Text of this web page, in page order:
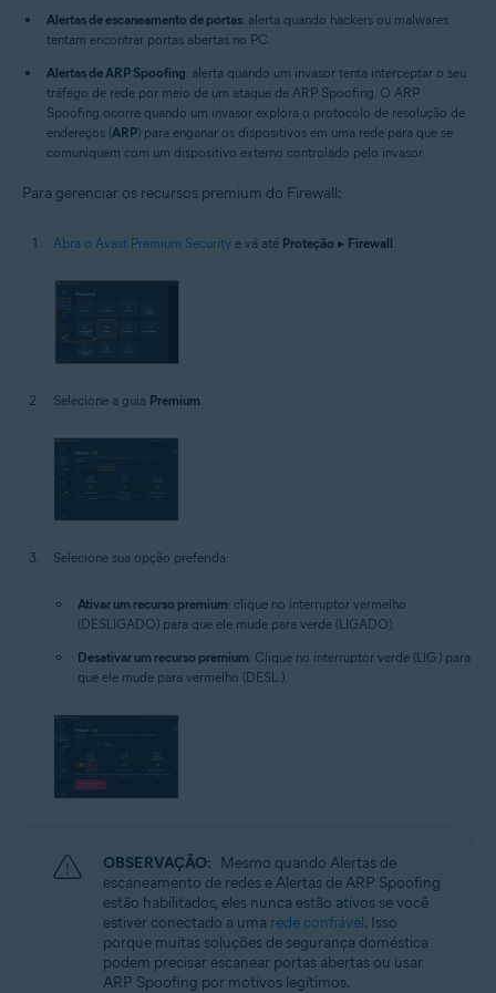
Alertas de escaneamento de portas: alerta quando hackers ou malwares
tentam encontrar portas abertas no PC.
Alertas de ARP Spoofing: alerta quando um invasor tenta interceptar o seu
tráfego de rede por meio de um ataque de ARP Spoofing. O ARP
Spoofing ocorre quando um invasor explora o protocolo de resolução de
endereços (ARP) para enganar os dispositivos em uma rede para que se
comuniquem com um dispositivo externo controlado pelo invasor.
Para gerenciar os recursos premium do Firewall:
Abra o Avast Premium Security e vá até Proteção ▸ Firewall.
Selecione a guia Premium
Selecione sua opção preferida:
Ativar um recurso premium: clique no interruptor vermelho
(DESLIGADO) para que ele mude para verde (LIGADO).
Desativar um recurso premium: Clique no interruptor verde (LIG.) para
que ele mude para vermelho (DESL.).
OBSERVAÇÃO: Mesmo quando Alertas de
escaneamento de redes e Alertas de ARP Spoofing
estão habilitados, eles nunca estão ativos se você
estiver conectado a uma rede confiável. Isso
porque muitas soluções de segurança doméstica
podem precisar escanear portas abertas ou usar
ARP Spoofing por motivos legítimos.